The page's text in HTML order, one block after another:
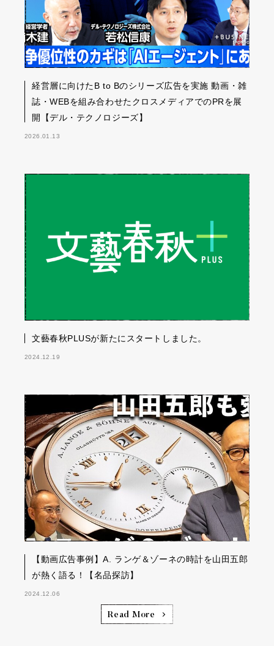
経営層に向けたB to Bのシリーズ広告を実施 動画・雑
誌・WEBを組み合わせたクロスメディアでのPRを展
開【デル・テクノロジーズ】
2026.01.13
文藝春秋PLUSが新たにスタートしました。
2024.12.19
【動画広告事例】A. ランゲ＆ゾーネの時計を山田五郎
が熱く語る！【名品探訪】
2024.12.06
Read More